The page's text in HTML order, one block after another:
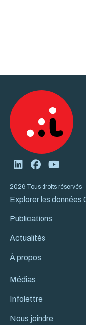
2026 Tous droits réservés
Explorer les données
Publications
Actualités
À propos
Médias
Infolettre
Nous joindre